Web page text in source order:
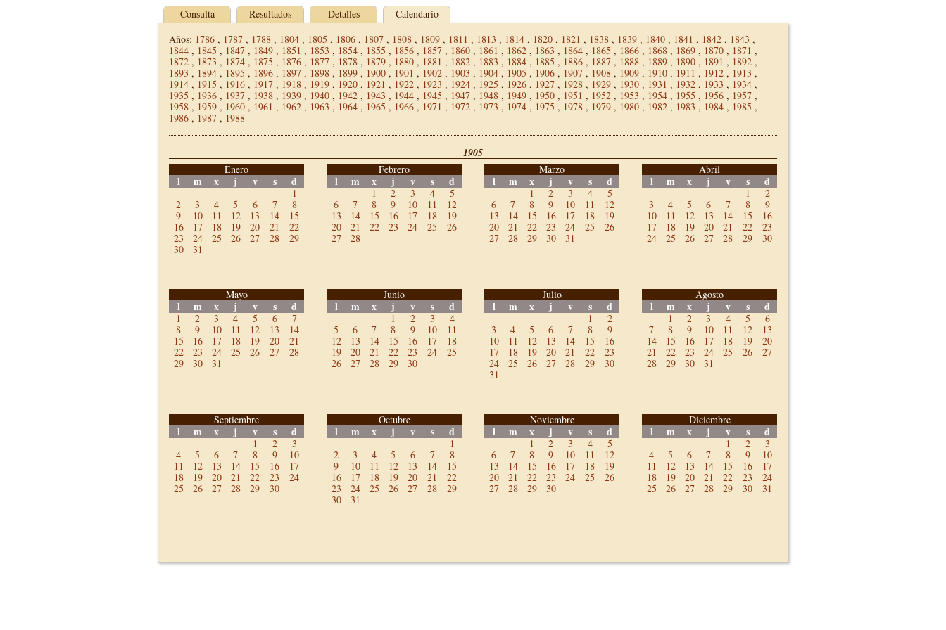
Consulta Resultados Detalles
Calendario
Años: 1786 , 1787 , 1788 , 1804 , 1805 , 1806 , 1807 , 1808 , 1809 , 1811 , 1813 , 1814 , 1820 , 1821 , 1838 , 1839 , 1840 , 1841 , 1842 , 1843 ,
1844 , 1845 , 1847 , 1849 , 1851 , 1853 , 1854 , 1855 , 1856 , 1857 , 1860 , 1861 , 1862 , 1863 , 1864 , 1865 , 1866 , 1868 , 1869 , 1870 , 1871 ,
1872 , 1873 , 1874 , 1875 , 1876 , 1877 , 1878 , 1879 , 1880 , 1881 , 1882 , 1883 , 1884 , 1885 , 1886 , 1887 , 1888 , 1889 , 1890 , 1891 , 1892 ,
1893 , 1894 , 1895 , 1896 , 1897 , 1898 , 1899 , 1900 , 1901 , 1902 , 1903 , 1904 , 1905 , 1906 , 1907 , 1908 , 1909 , 1910 , 1911 , 1912 , 1913 ,
1914 , 1915 , 1916 , 1917 , 1918 , 1919 , 1920 , 1921 , 1922 , 1923 , 1924 , 1925 , 1926 , 1927 , 1928 , 1929 , 1930 , 1931 , 1932 , 1933 , 1934 ,
1935 , 1936 , 1937 , 1938 , 1939 , 1940 , 1942 , 1943 , 1944 , 1945 , 1947 , 1948 , 1949 , 1950 , 1951 , 1952 , 1953 , 1954 , 1955 , 1956 , 1957 ,
1958 , 1959 , 1960 , 1961 , 1962 , 1963 , 1964 , 1965 , 1966 , 1971 , 1972 , 1973 , 1974 , 1975 , 1978 , 1979 , 1980 , 1982 , 1983 , 1984 , 1985 ,
1986 , 1987 , 1988
1905
Enero
l m x j v s d
1
2
3 4 5 6 7
8
9
10 11 12 13 14
15
16
17 18 19 20 21
22
23
24 25 26 27 28
29
30
31
Febrero
l m x j v s d
1 2 3 4
5
6
7 8 9 10 11
12
13
14 15 16 17 18
19
20
21 22 23 24 25
26
27
28
Marzo
l m x j v s d
1 2 3 4
5
6
7 8 9 10 11
12
13
14 15 16 17 18
19
20
21 22 23 24 25
26
27
28 29 30 31
Abril
l m x j v s d
1
2
3
4 5 6 7 8
9
10
11 12 13 14 15
16
17
18 19 20 21 22
23
24
25 26 27 28 29 30
Mayo
l m x j v s d
1 2 3 4 5 6
7
8
9 10 11 12 13
14
15
16 17 18 19 20
21
22
23 24 25 26 27
28
29
30 31
Junio
l m x j v s d
1 2 3
4
5
6 7 8 9 10
11
12
13 14 15 16 17
18
19
20 21 22 23 24
25
26
27 28 29 30
Julio
l m x j v s d
1
2
3
4 5 6 7 8
9
10
11 12 13 14 15
16
17
18 19 20 21 22
23
24
25 26 27 28 29
30
31
Agosto
l m x j v s d
1 2 3 4 5
6
7
8 9 10 11 12
13
14
15 16 17 18 19
20
21
22 23 24 25 26
27
28
29 30 31
Septiembre
l m x j v s d
1 2
3
4
5 6 7 8 9
10
11
12 13 14 15 16
17
18
19 20 21 22 23
24
25
26 27 28 29 30
Octubre
l m x j v s d
1
2
3 4 5 6 7
8
9
10 11 12 13 14
15
16
17 18 19 20 21
22
23
24 25 26 27 28
29
30
31
Noviembre
l m x j v s d
1 2 3 4
5
6
7 8 9 10 11
12
13
14 15 16 17 18
19
20
21 22 23 24 25
26
27
28 29 30
Diciembre
l m x j v s d
1 2
3
4
5 6 7 8 9
10
11
12 13 14 15 16
17
18
19 20 21 22 23
24
25
26 27 28 29 30 31